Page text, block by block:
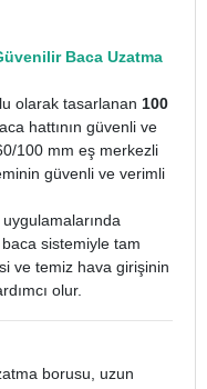
Baca Uzatma
olarak tasarlanan 100
hattının güvenli ve
100 mm eş merkezli
güvenli ve verimli
sistemiyle tam
ve temiz hava girişinin
olur.
borusu, uzun